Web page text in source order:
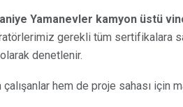
Yamanevler kamyon üstü
gerekli tüm sertifikalara
denetlenir.
hem de proje sahası için